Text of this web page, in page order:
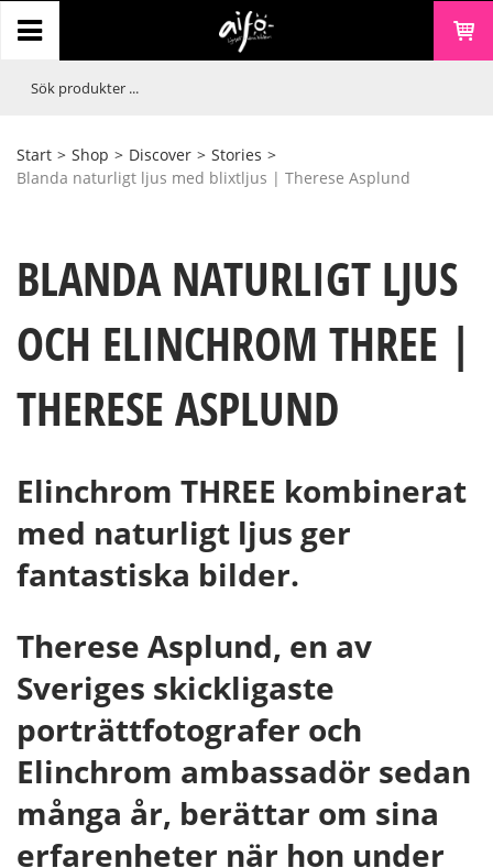
Start > Shop > Discover > Stories >
Blanda naturligt ljus med blixtljus | Therese Asplund
BLANDA NATURLIGT LJUS
OCH ELINCHROM THREE |
THERESE ASPLUND
Elinchrom THREE kombinerat
med naturligt ljus ger
fantastiska bilder.
Therese Asplund, en av
Sveriges skickligaste
porträttfotografer och
Elinchrom ambassadör sedan
många år, berättar om sina
erfarenheter när hon under